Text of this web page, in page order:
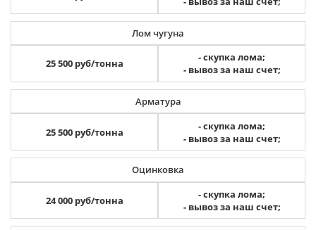
Лом чугуна
25 500 руб/тонна
- скупка лома;
- вывоз за наш счет;
Арматура
25 500 руб/тонна
- скупка лома;
- вывоз за наш счет;
Оцинковка
24 000 руб/тонна
- скупка лома;
- вывоз за наш счет;